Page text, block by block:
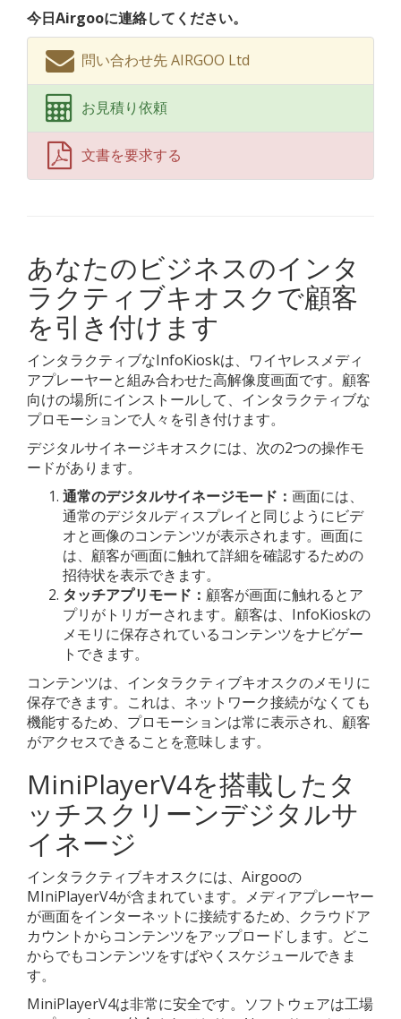
今日Airgooに連絡してください。
問い合わせ先 AIRGOO Ltd
お見積り依頼
文書を要求する
あなたのビジネスのインタ
ラクティブキオスクで顧客
を引き付けます
インタラクティブなInfoKioskは、ワイヤレスメディ
アプレーヤーと組み合わせた高解像度画面です。顧客
向けの場所にインストールして、インタラクティブな
プロモーションで人々を引き付けます。
デジタルサイネージキオスクには、次の2つの操作モ
ードがあります。
通常のデジタルサイネージモード： 画面には、
通常のデジタルディスプレイと同じようにビデ
オと画像のコンテンツが表示されます。画面に
は、顧客が画面に触れて詳細を確認するための
招待状を表示できます。
タッチアプリモード： 顧客が画面に触れるとア
プリがトリガーされます。顧客は、InfoKioskの
メモリに保存されているコンテンツをナビゲー
トできます。
コンテンツは、インタラクティブキオスクのメモリに
保存できます。これは、ネットワーク接続がなくても
機能するため、プロモーションは常に表示され、顧客
がアクセスできることを意味します。
MiniPlayerV4を搭載したタ
ッチスクリーンデジタルサ
イネージ
インタラクティブキオスクには、Airgooの
MIniPlayerV4が含まれています。メディアプレーヤー
が画面をインターネットに接続するため、クラウドア
カウントからコンテンツをアップロードします。どこ
からでもコンテンツをすばやくスケジュールできま
す。
MiniPlayerV4は非常に安全です。ソフトウェアは工場